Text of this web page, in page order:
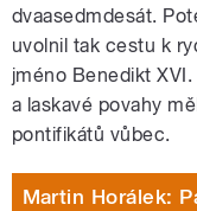
dvaasedmdesát.
uvolnil tak cestu k
jméno Benedikt
a laskavé povahy
pontifikátů vůbec.
Martin Horálek: